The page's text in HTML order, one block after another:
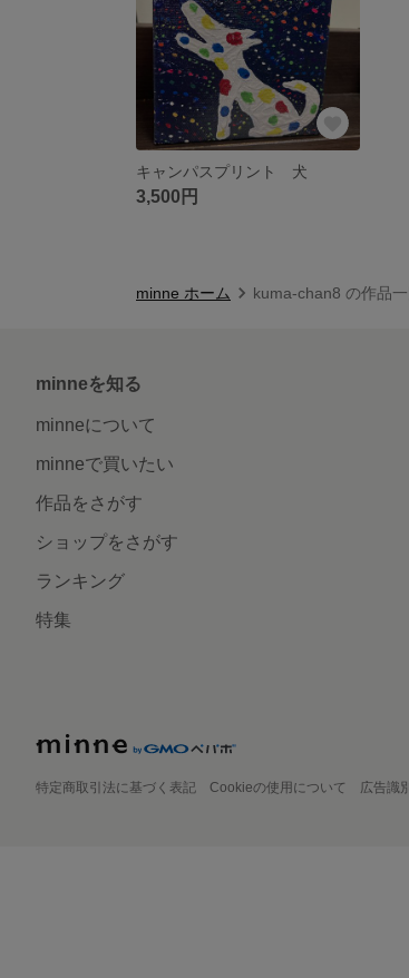
キャンパスプリント 犬
3,500円
minne ホーム kuma-chan8 の作品
minneを知る
minneについて
minneで買いたい
作品をさがす
ショップをさがす
ランキング
特集
特定商取引法に基づく表記 Cookieの使用について 広告識